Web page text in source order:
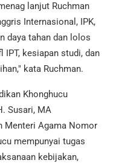
lanjut Ruchman
Internasional, IPK,
daya tahan dan lolos
kesiapan studi, dan
kata Ruchman.
Khonghucu
Susari, MA
Menteri Agama Nomor
mempunyai tugas
kebijakan,